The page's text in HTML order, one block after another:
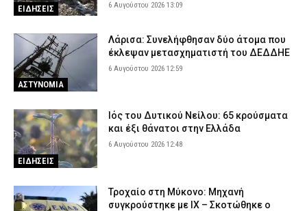
ΕΙΔΗΣΕΙΣ 6 Αυγούστου 2026 13:09
ΑΣΤΥΝΟΜΙΑ
Λάρισα: Συνελήφθησαν δύο άτομα που
έκλεψαν μετασχηματιστή του ΔΕΔΔΗΕ
6 Αυγούστου 2026 12:59
ΕΙΔΗΣΕΙΣ
Ιός του Δυτικού Νείλου: 65 κρούσματα
και έξι θάνατοι στην Ελλάδα
6 Αυγούστου 2026 12:48
Τροχαίο στη Μύκονο: Μηχανή
συγκρούστηκε με ΙΧ – Σκοτώθηκε ο